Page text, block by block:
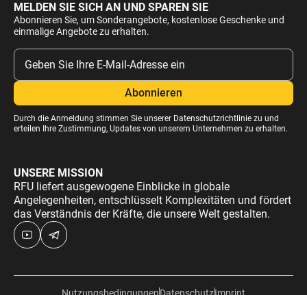
MELDEN SIE SICH AN UND SPAREN SIE
Abonnieren Sie, um Sonderangebote, kostenlose Geschenke und
einmalige Angebote zu erhalten.
Durch die Anmeldung stimmen Sie unserer Datenschutzrichtliniezu und
erteilen Ihre Zustimmung, Updates von unserem Unternehmen zu erhalten.
UNSERE MISSION
RFU liefert ausgewogene Einblicke in globale
Angelegenheiten, entschlüsselt Komplexitäten und fördert
das Verständnis der Kräfte, die unsere Welt gestalten.
NutzungsbedingungenDatenschutzImprint